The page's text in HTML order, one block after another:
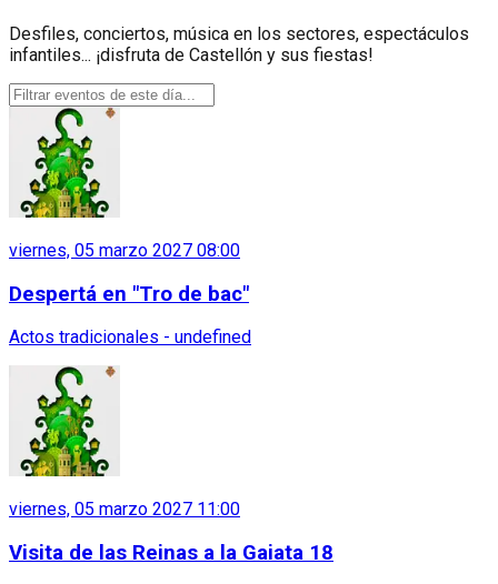
Desfiles, conciertos, música en los sectores, espectáculos
infantiles... ¡disfruta de Castellón y sus fiestas!
viernes, 05 marzo 2027 08:00
Despertá en "Tro de bac"
Actos tradicionales - undefined
viernes, 05 marzo 2027 11:00
Visita de las Reinas a la Gaiata 18